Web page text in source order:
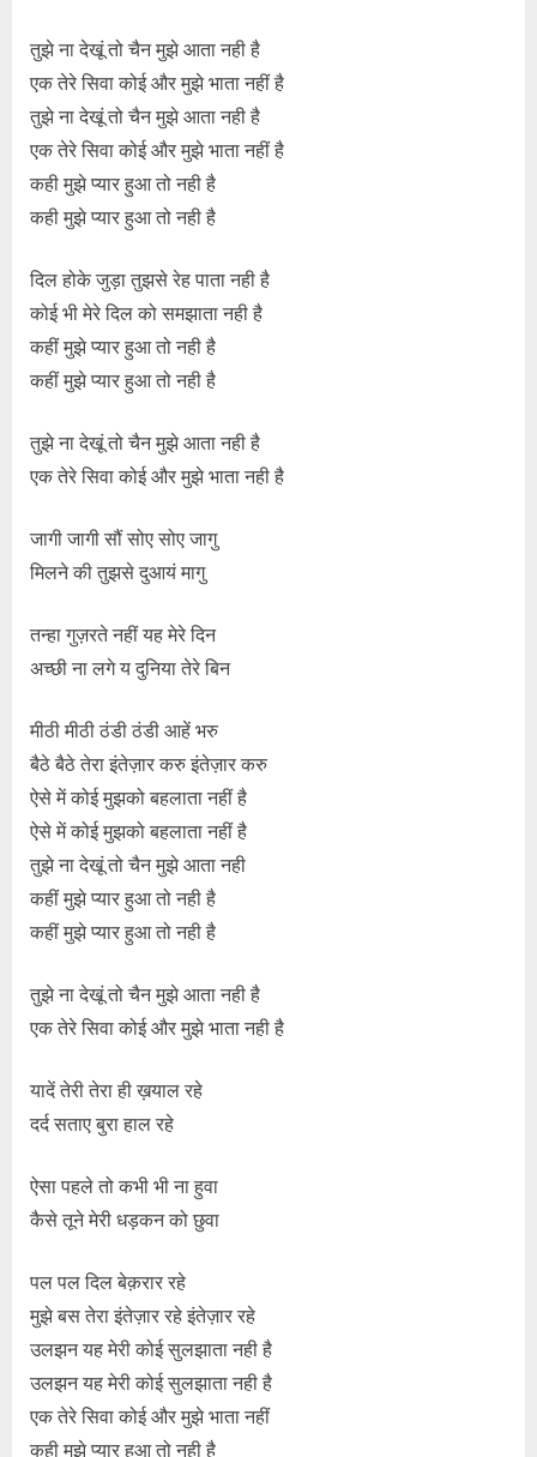
तुझे ना देखूं तो चैन मुझे आता नही है
एक तेरे सिवा कोई और मुझे भाता नहीं है
तुझे ना देखूं तो चैन मुझे आता नही है
एक तेरे सिवा कोई और मुझे भाता नहीं है
कही मुझे प्यार हुआ तो नही है
कही मुझे प्यार हुआ तो नही है
दिल होके जुड़ा तुझसे रेह पाता नही है
कोई भी मेरे दिल को समझाता नही है
कहीं मुझे प्यार हुआ तो नही है
कहीं मुझे प्यार हुआ तो नही है
तुझे ना देखूं तो चैन मुझे आता नही है
एक तेरे सिवा कोई और मुझे भाता नही है
जागी जागी सौं सोए सोए जागु
मिलने की तुझसे दुआयं मागु
तन्हा गुज़रते नहीं यह मेरे दिन
अच्छी ना लगे य दुनिया तेरे बिन
मीठी मीठी ठंडी ठंडी आहें भरु
बैठे बैठे तेरा इंतेज़ार करु इंतेज़ार करु
ऐसे में कोई मुझको बहलाता नहीं है
ऐसे में कोई मुझको बहलाता नहीं है
तुझे ना देखूं तो चैन मुझे आता नही
कहीं मुझे प्यार हुआ तो नही है
कहीं मुझे प्यार हुआ तो नही है
तुझे ना देखूं तो चैन मुझे आता नही है
एक तेरे सिवा कोई और मुझे भाता नही है
यादें तेरी तेरा ही ख़याल रहे
दर्द सताए बुरा हाल रहे
ऐसा पहले तो कभी भी ना हुवा
कैसे तूने मेरी धड़कन को छुवा
पल पल दिल बेक़रार रहे
मुझे बस तेरा इंतेज़ार रहे इंतेज़ार रहे
उलझन यह मेरी कोई सुलझाता नही है
उलझन यह मेरी कोई सुलझाता नही है
एक तेरे सिवा कोई और मुझे भाता नहीं
कही मुझे प्यार हुआ तो नही है